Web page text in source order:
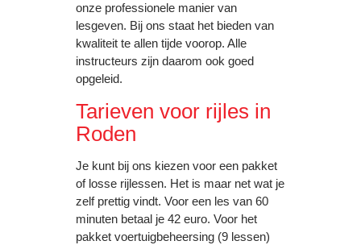
onze professionele manier van
lesgeven. Bij ons staat het bieden van
kwaliteit te allen tijde voorop. Alle
instructeurs zijn daarom ook goed
opgeleid.
Tarieven voor rijles in
Roden
Je kunt bij ons kiezen voor een pakket
of losse rijlessen. Het is maar net wat je
zelf prettig vindt. Voor een les van 60
minuten betaal je 42 euro. Voor het
pakket voertuigbeheersing (9 lessen)